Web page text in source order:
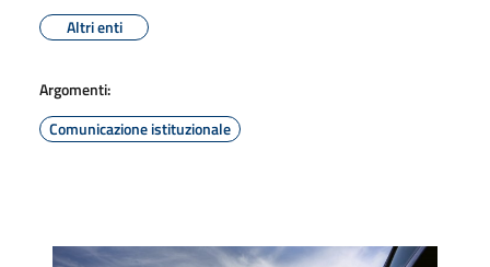
Altri enti
Argomenti:
Comunicazione istituzionale